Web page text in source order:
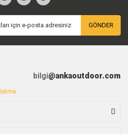
GÖNDER
bilgi@ankaoutdoor.com